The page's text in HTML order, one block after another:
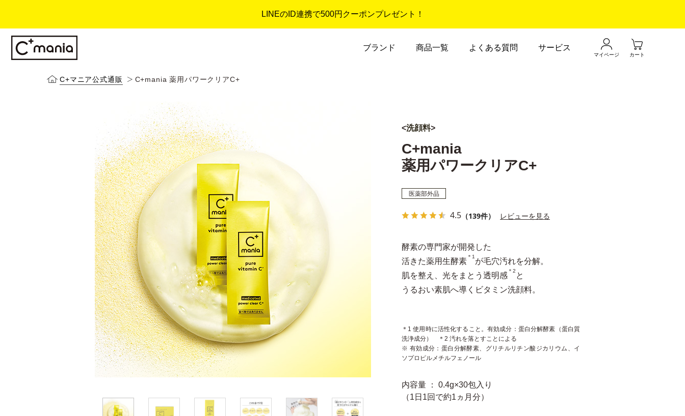
LINEのID連携で500円クーポンプレゼント！
ブランド 商品一覧 よくある質問 サービス
マイページ カート
C+マニア公式通販 C+mania 薬用パワークリアC+
<洗顔料>
C+mania
薬用パワークリアC+
医薬部外品
4.5 （139件） レビューを見る
酵素の専門家が開発した
活きた薬用生酵素
＊1
が毛穴汚れを分解。
肌を整え、光をまとう透明感
＊2
と
うるおい素肌へ導くビタミン洗顔料。
＊1 使用時に活性化すること。有効成分：蛋白分解酵素（蛋白質
洗浄成分） ＊2 汚れを落とすことによる
※ 有効成分：蛋白分解酵素、グリチルリチン酸ジカリウム、イ
ソプロピルメチルフェノール
内容量 ： 0.4g×30包入り​
（1日1回で約1ヵ月分）​